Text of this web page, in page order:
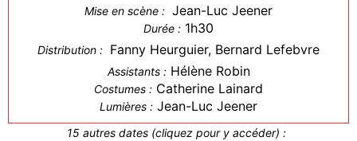
Mise en scène : Jean-Luc Jeener
Durée : 1h30
Distribution : Fanny Heurguier, Bernard Lefebvre
Assistants : Hélène Robin
Costumes : Catherine Lainard
Lumières : Jean-Luc Jeener
15 autres dates (cliquez pour y accéder) :